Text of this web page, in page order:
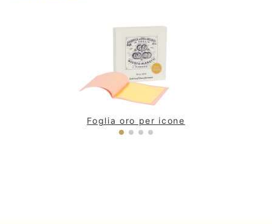
Foglia oro per icone